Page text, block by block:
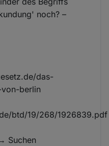
noch? –
das-
berlin
btd/19/268/1926839.pdf
Suchen